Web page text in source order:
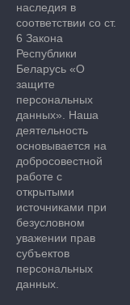
наследия в
соответствии со ст.
6 Закона
Республики
Беларусь «О
защите
персональных
данных». Наша
деятельность
основывается на
добросовестной
работе с
открытыми
источниками при
безусловном
уважении прав
субъектов
персональных
данных.